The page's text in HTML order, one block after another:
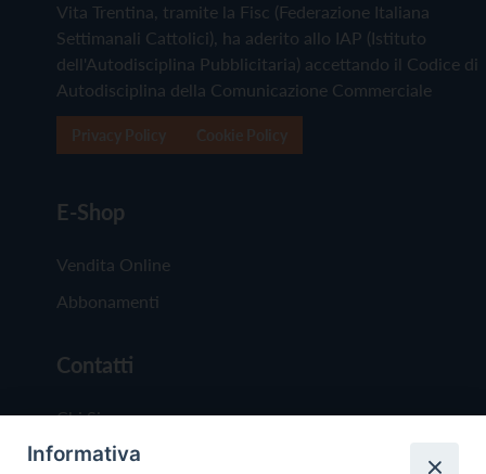
Vita Trentina, tramite la Fisc (Federazione Italiana
Settimanali Cattolici), ha aderito allo IAP (Istituto
dell'Autodisciplina Pubblicitaria) accettando il Codice di
Autodisciplina della Comunicazione Commerciale
E-Shop
Vendita Online
Abbonamenti
Contatti
Chi Siamo
Redazione
Informativa